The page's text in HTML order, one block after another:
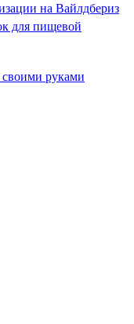
на Вайлдбериз
для пищевой
руками